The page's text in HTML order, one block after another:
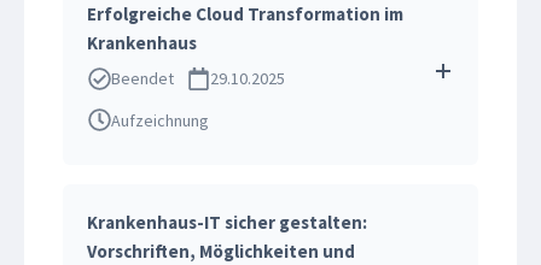
Erfolgreiche Cloud Transformation im
Krankenhaus
Beendet
29.10.2025
Aufzeichnung
Krankenhaus-IT sicher gestalten:
Vorschriften, Möglichkeiten und